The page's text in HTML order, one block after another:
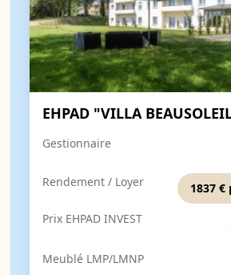
EHPAD "VILLA
Gestionnaire
Rendement / Loyer
1837
Prix EHPAD INVEST
Meublé LMP/LMNP